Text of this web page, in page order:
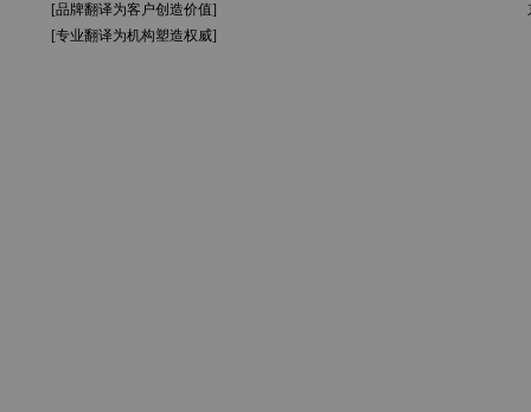
[品牌翻译为客户创造价值]
[专业翻译为机构塑造权威]